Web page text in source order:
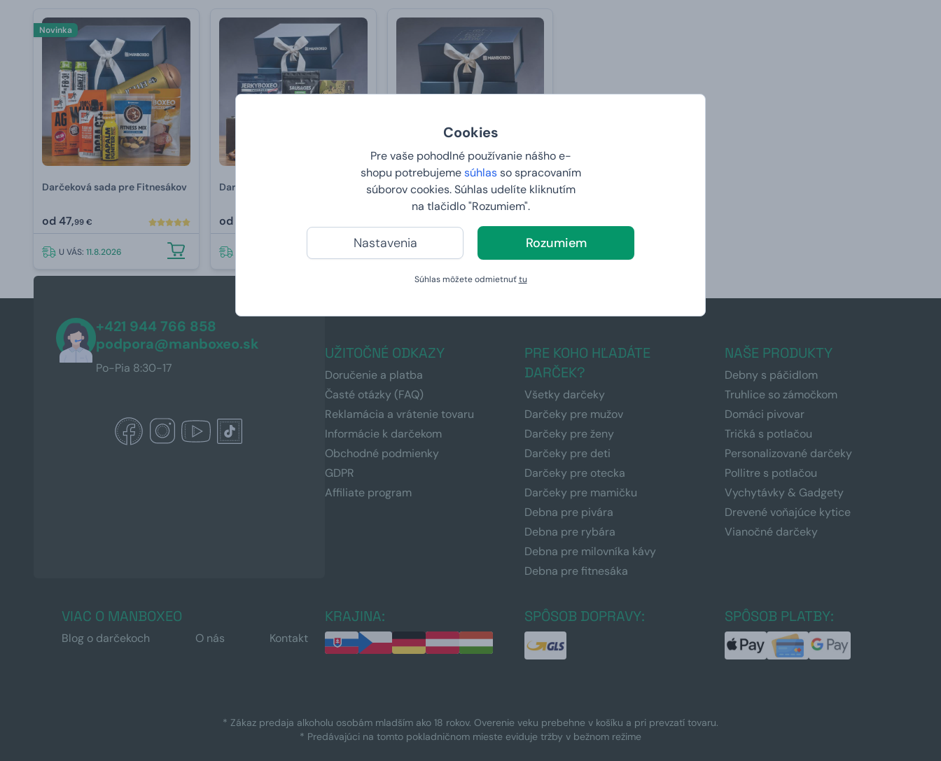
Cookies
Pre vaše pohodlné používanie nášho e-
shopu potrebujemesúhlasso spracovaním
súborov cookies. Súhlas udelíte kliknutím
na tlačidlo "Rozumiem".
Nastavenia Rozumiem
Súhlas môžete odmietnuťtu
Novinka
Darčeková sada pre Fitnesákov
od47,99 €
U VÁS: 11.8.2026
Darčeková sada pre Poľovníka
od
Giftboxeo pre muža - Pre
11.8.2026
+421 944 766 858
podpora@manboxeo.sk
Po-Pia 8:30-17
UŽITOČNÉ ODKAZY
Doručenie a platba
Časté otázky (FAQ)
Reklamácia a vrátenie tovaru
Informácie k darčekom
Obchodné podmienky
GDPR
Affiliate program
PRE KOHO HĽADÁTE
DARČEK?
Všetky darčeky
Darčeky pre mužov
Darčeky pre ženy
Darčeky pre deti
Darčeky pre otecka
Darčeky pre mamičku
Debna pre pivára
Debna pre rybára
Debna pre milovníka kávy
Debna pre fitnesáka
NAŠE PRODUKTY
Debny s páčidlom
Truhlice so zámočkom
Domáci pivovar
Tričká s potlačou
Personalizované darčeky
Pollitre s potlačou
Vychytávky & Gadgety
Drevené voňajúce kytice
Vianočné darčeky
VIAC O MANBOXEO
Blog o darčekoch O nás Kontakt
KRAJINA: SPÔSOB DOPRAVY: SPÔSOB PLATBY:
* Zákaz predaja alkoholu osobám mladším ako 18 rokov. Overenie veku prebehne v košíku a pri prevzatí tovaru.
* Predávajúci na tomto pokladničnom mieste eviduje tržby v bežnom režime